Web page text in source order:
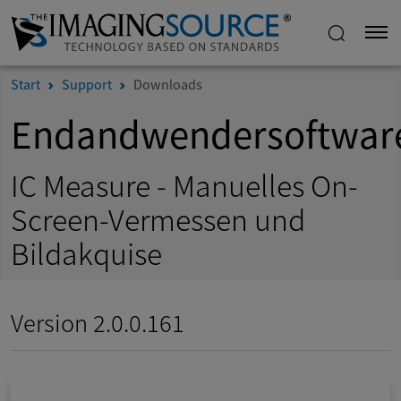
Start Support Downloads
IC Measure - Manuelles On-
Screen-Vermessen und
Bildakquise
Version 2.0.0.161